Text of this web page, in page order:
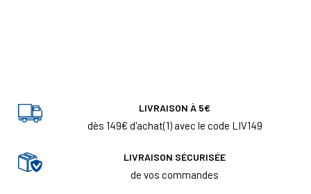
LIVRAISON À 5€
dès 149€ d'achat(1) avec le code LIV149
LIVRAISON SÉCURISÉE
de vos commandes